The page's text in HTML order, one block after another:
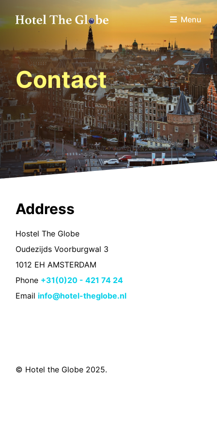
Menu
Contact
Address
Hostel The Globe
Oudezijds Voorburgwal 3
1012 EH AMSTERDAM
Phone +31(0)20 - 421 74 24
Email info@hotel-theglobe.nl
© Hotel the Globe 2025.